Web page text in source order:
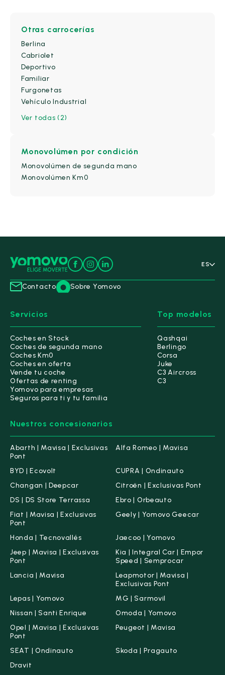
Otras carrocerías
Berlina
Cabriolet
Deportivo
Familiar
Furgonetas
Vehículo Industrial
Ver todas (2)
Monovolúmen por condición
Monovolúmen de segunda mano
Monovolúmen Km0
ES
Contacto Sobre Yomovo
Servicios
Coches en Stock
Coches de segunda mano
Coches Km0
Coches en oferta
Vende tu coche
Ofertas de renting
Yomovo para empresas
Seguros para ti y tu familia
Top modelos
Qashqai
Berlingo
Corsa
Juke
C3 Aircross
C3
Nuestros concesionarios
Abarth | Mavisa | Exclusivas
Pont
Alfa Romeo | Mavisa
BYD | Ecovolt
CUPRA | Ondinauto
Changan | Deepcar
Citroën | Exclusivas Pont
DS | DS Store Terrassa
Ebro | Orbeauto
Fiat | Mavisa | Exclusivas
Pont
Geely | Yomovo Geecar
Honda | Tecnovallés
Jaecoo | Yomovo
Jeep | Mavisa | Exclusivas
Pont
Kia | Integral Car | Empor
Speed | Semprocar
Lancia | Mavisa
Leapmotor | Mavisa |
Exclusivas Pont
Lepas | Yomovo
MG | Sarmovil
Nissan | Santi Enrique
Omoda | Yomovo
Opel | Mavisa | Exclusivas
Pont
Peugeot | Mavisa
SEAT | Ondinauto
Skoda | Pragauto
Dravit